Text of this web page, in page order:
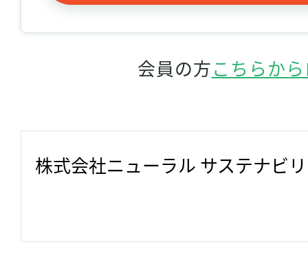
会員の方こちらか
株式会社ニューラル サステナビ